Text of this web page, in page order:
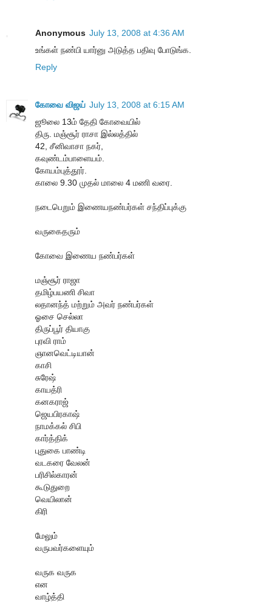
Anonymous July 13, 2008 at 4:36 AM
உங்கள் நண்பி யார்னு அடுத்த பதிவு போடுங்க.
Reply
கோவை விஜய் July 13, 2008 at 6:15 AM
ஜூலை 13ம் தேதி கோவையில்
திரு. மஞ்சூர் ராசா இல்லத்தில்
42, சீனிவாசா நகர்,
கவுண்டம்பாளையம்.
கோயம்புத்தூர்.
காலை 9.30 முதல் மாலை 4 மணி வரை.
நடைபெறும் இணையநண்பர்கள் சந்திப்புக்கு
வருகைதரும்
கோவை இணைய நண்பர்கள்
மஞ்சூர் ராஜா
தமிழ்பயணி சிவா
லதானந்த் மற்றும் அவர் நண்பர்கள்
ஓசை செல்லா
திருப்பூர் தியாகு
புரவி ராம்
ஞானவெட்டியான்
காசி
சுரேஷ்
காயத்ரி
கனகராஜ்
ஜெயபிரகாஷ்
நாமக்கல் சிபி
கார்த்திக்
புதுகை பாண்டி
வடகரை வேலன்
பரிசில்காரன்
கூடுதுறை
வெயிலான்
கிரி
மேலும்
வருபவர்களையும்
வருக வருக
என
வாழ்த்தி